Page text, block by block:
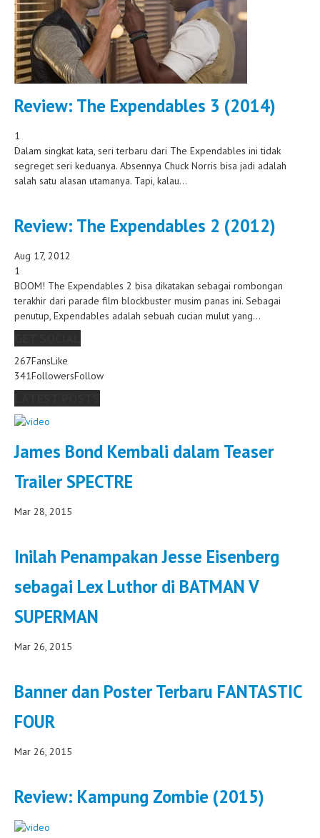
Review: The Expendables 3 (2014)
1
Dalam singkat kata, seri terbaru dari The Expendables ini tidak
segreget seri keduanya. Absennya Chuck Norris bisa jadi adalah
salah satu alasan utamanya. Tapi, kalau...
Review: The Expendables 2 (2012)
Aug 17, 2012
1
BOOM! The Expendables 2 bisa dikatakan sebagai rombongan
terakhir dari parade film blockbuster musim panas ini. Sebagai
penutup, Expendables adalah sebuah cucian mulut yang...
267FansLike
341FollowersFollow
James Bond Kembali dalam Teaser
Trailer SPECTRE
Mar 28, 2015
Inilah Penampakan Jesse Eisenberg
sebagai Lex Luthor di BATMAN V
SUPERMAN
Mar 26, 2015
Banner dan Poster Terbaru FANTASTIC
FOUR
Mar 26, 2015
Review: Kampung Zombie (2015)